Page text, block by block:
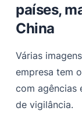
países,
China
Várias
empresa tem
com agências
de vigilância.